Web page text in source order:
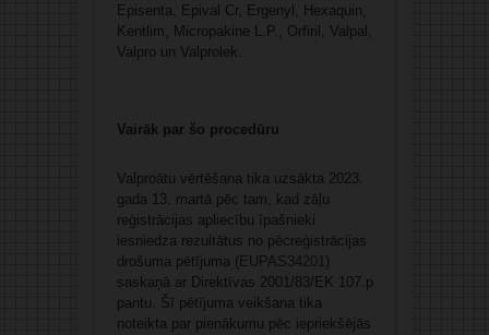
Episenta, Epival Cr, Ergenyl, Hexaquin,
Kentlim, Micropakine L.P., Orfiril, Valpal,
Valpro un Valprolek.
Vairāk par šo procedūru
Valproātu vērtēšana tika uzsākta 2023.
gada 13. martā pēc tam, kad zāļu
reģistrācijas apliecību īpašnieki
iesniedza rezultātus no pēcreģistrācijas
drošuma pētījuma (EUPAS34201)
saskaņā ar Direktīvas 2001/83/EK 107.p
pantu. Šī pētījuma veikšana tika
noteikta par pienākumu pēc iepriekšējās